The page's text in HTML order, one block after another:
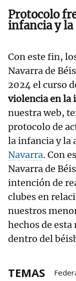
Protocolo
infancia y la
Con este fin,
Navarra de
2024 el curso
violencia en la
nuestra web,
protocolo de
la infancia y la
Navarra. Con
Navarra de
intención de
clubes en
nuestros
hechos de
dentro del
TEMAS